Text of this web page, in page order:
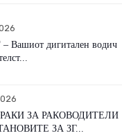
– Вашиот дигитален водич
ЗА РАКОВОДИТЕЛИ
ЗА ЗГ...